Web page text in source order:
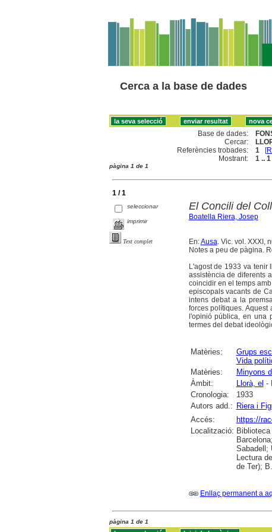
Cerca a la base de dades
Base de dades:
Cercar:
Referències trobades:
1 [
Mostrant:
1 .. 1
pàgina 1 de 1
1 / 1
seleccionar
imprimir
Text complet
El Concili del
Boatella Riera, Josep
En:Ausa. Vic. vol. XXXI,
Notes a peu de pàgina.
L'agost de 1933 va tenir
assistència de diferents
coincidir en el temps
episcopals vacants de
intens debat a la
forces polítiques.
l'opinió pública, en una
termes del debat
Matèries: Grups
Vida
Matèries:
Minyons
Àmbit:
Llorà, el -
Cronologia:
1933
Autors add.: Riera i
Accés:
https://
Localització:
Sabadell;
Lectura
de Ter);
Enllaç permanent a
pàgina 1 de 1